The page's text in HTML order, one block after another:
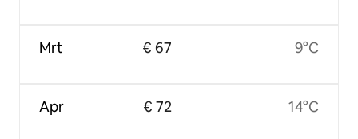
Mrt
Apr
€ 67
€ 72
9°C
14°C